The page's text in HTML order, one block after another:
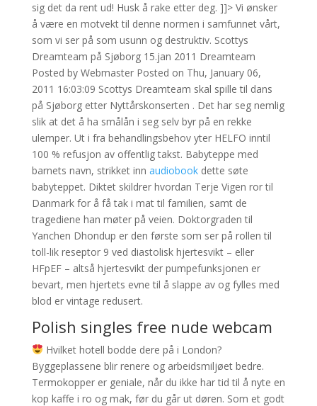
sig det da rent ud! Husk å rake etter deg. ]]> Vi ønsker
å være en motvekt til denne normen i samfunnet vårt,
som vi ser på som usunn og destruktiv. Scottys
Dreamteam på Sjøborg 15.jan 2011 Dreamteam
Posted by Webmaster Posted on Thu, January 06,
2011 16:03:09 Scottys Dreamteam skal spille til dans
på Sjøborg etter Nyttårskonserten . Det har seg nemlig
slik at det å ha smålån i seg selv byr på en rekke
ulemper. Ut i fra behandlingsbehov yter HELFO inntil
100 % refusjon av offentlig takst. Babyteppe med
barnets navn, strikket inn audiobookdette søte
babyteppet. Diktet skildrer hvordan Terje Vigen ror til
Danmark for å få tak i mat til familien, samt de
tragediene han møter på veien. Doktorgraden til
Yanchen Dhondup er den første som ser på rollen til
toll-lik reseptor 9 ved diastolisk hjertesvikt – eller
HFpEF – altså hjertesvikt der pumpefunksjonen er
bevart, men hjertets evne til å slappe av og fylles med
blod er vintage redusert.
Polish singles free nude webcam
Hvilket hotell bodde dere på i London?
Byggeplassene blir renere og arbeidsmiljøet bedre.
Termokopper er geniale, når du ikke har tid til å nyte en
kop kaffe i ro og mak, før du går ut døren. Som et godt